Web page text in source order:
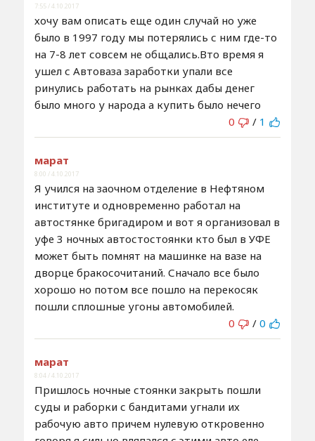
7:55 / 4.10.2017
хочу вам описать еще один случай но уже
было в 1997 году мы потерялись с ним где-то
на 7-8 лет совсем не общались.Вто время я
ушел с Автоваза заработки упали все
ринулись работать на рынках дабы денег
было много у народа а купить было нечего
0
/ 1
марат
8:00 / 4.10.2017
Я учился на заочном отделение в Нефтяном
институте и одновременно работал на
автостянке бригадиром и вот я организовал в
уфе 3 ночных автостостоянки кто был в УФЕ
может быть помнят на машинке на вазе на
дворце бракосочитаний. Сначало все было
хорошо но потом все пошло на перекосяк
пошли сплошные угоны автомобилей.
0
/ 0
марат
8:04 / 4.10.2017
Пришлось ночные стоянки закрыть пошли
суды и раборки с бандитами угнали их
рабочую авто причем нулевую откровенно